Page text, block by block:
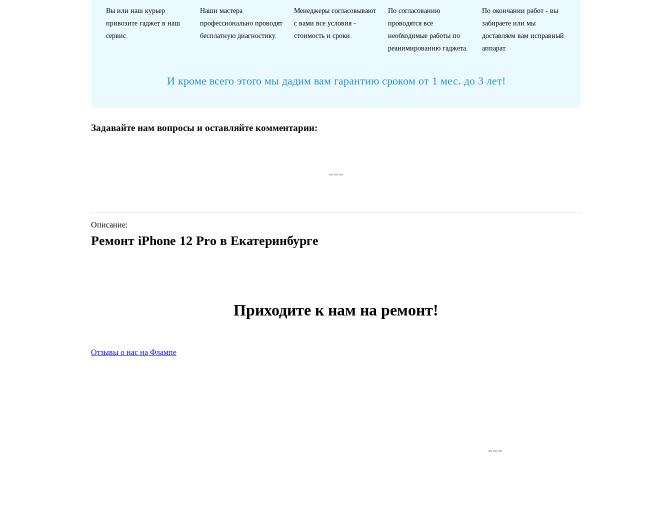
Вы или наш курьер
привозите гаджет в наш
сервис.
Наши мастера
профессионально проводят
бесплатную диагностику.
Менеджеры согласовывают
с вами все условия -
стоимость и сроки.
По согласованию
проводятся все
необходимые работы по
реанимированию гаджета.
По окончании работ - вы
забираете или мы
доставляем вам исправный
аппарат.
И кроме всего этого мы дадим вам гарантию сроком от 1 мес. до 3 лет!
Задавайте нам вопросы и оставляйте комментарии:
Описание:
Ремонт iPhone 12 Pro в Екатеринбурге
Приходите к нам на ремонт!
Отзывы о нас на Флампе